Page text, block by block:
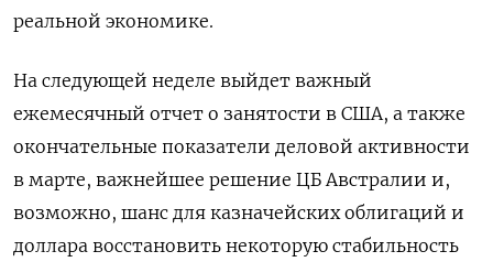
реальной экономике.
На следующей неделе выйдет важный
ежемесячный отчет о занятости в США, а также
окончательные показатели деловой активности
в марте, важнейшее решение ЦБ Австралии и,
возможно, шанс для казначейских облигаций и
доллара восстановить некоторую стабильность